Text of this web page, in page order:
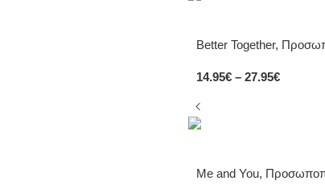
Better Together,
14.95€ – 27.95€
Me and You,